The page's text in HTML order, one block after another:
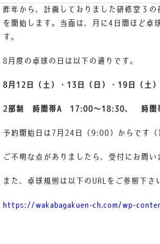
昨年から、計画しておりました研修室３
を開始します。当面は、月に4日間ほど卓
す。
8月度の卓球の日は以下の通りです。
8月12日（土）・13日（日）・19日（土
2部制 時間帯A 17:00～18:30、 時間
予約開始日は7月24日（9:00）からです（
ご不明な点がありましたら、受付にお問い
また、卓球規則は以下のURLをご参照下さ
https://wakabagakuen-ch.com/wp-